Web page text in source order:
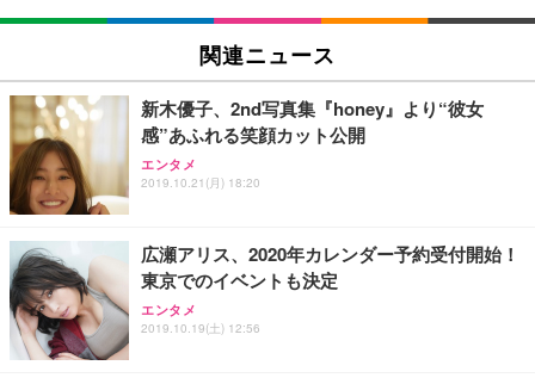
SIHOO B100 オフィスチェア／デスクチェア メッシ
ュチェア 人間工学 疲れない ブラック
￥27,999
Sezlife オフィスチェア デスクチェア 疲れない テレ
ワーク チェア 強化バックレスト 30度ロッキング機
能 人間工学 椅子 腰サポート 90度跳ね上げ式アーム
ョン PCチェア 通気性メッシュ ゲーミング/勉強/事
務用 おしゃれ パソコンチェア (ブラック)
Sezlife オフィスチェア デスクチェア 疲れない テレ
ワーク チェア 強化バックレスト 30度ロッキング機
能 人間工学 椅子 腰サポート 90度跳ね上げ式アーム
EIZO ビジネス向けプレミアムモニター | FlexScan
￥109,572
【純正品】27"ゲーミングモニター DualSense 充電
フック付き（CFI-ZDM1J）
【整備済み品】Dell E2724HS 27インチ 液晶モニタ
ー フルHD（1920×1080）VA 非光沢 HDMI/DisplayP
ort/VGA スピーカー内蔵 高さ調整 スイベル VESA対
Amazonベーシック ペットシーツ 厚型 ワイド 42枚
x2袋(84枚) ホワイト(吸収面:ライトブルー)
￥3,234
ネオ・ルーライフ ネオ・オムツ L 中型犬用 26枚入
り 単品
Smart Basic(スマートベーシック) 【Amazon.co.jp
限定】 Smart Basic アイリスオーヤマ ペットシーツ
超厚型 お徳用 ワイド 100枚入 (x 1) (ケース販売)
関連ニュース
新木優子、2nd写真集『honey』より“彼女
感”あふれる笑顔カット公開
エンタメ
2019.10.21(月) 18:20
広瀬アリス、2020年カレンダー予約受付開始！
東京でのイベントも決定
エンタメ
2019.10.19(土) 12:56